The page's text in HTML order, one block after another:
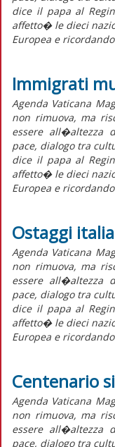
dice il papa al
affetto� le dieci
Europea e
Immigrati
Agenda Vaticana
non rimuova, ma
essere all�altezza
pace, dialogo tra
dice il papa al
affetto� le dieci
Europea e
Ostaggi
Agenda Vaticana
non rimuova, ma
essere all�altezza
pace, dialogo tra
dice il papa al
affetto� le dieci
Europea e
Centenario
Agenda Vaticana
non rimuova, ma
essere all�altezza
pace, dialogo tra